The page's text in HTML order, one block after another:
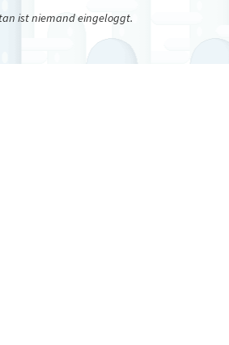
ist niemand eingeloggt.